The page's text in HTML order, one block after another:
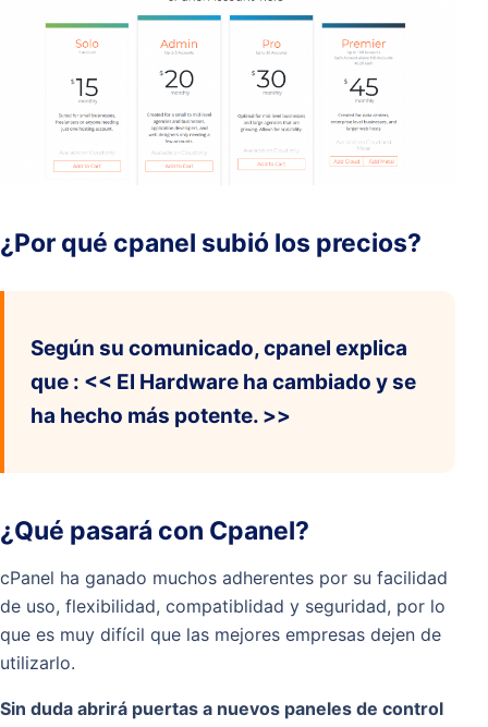
¿Por qué cpanel subió los precios?
Según su comunicado, cpanel explica
que : << El Hardware ha cambiado y se
ha hecho más potente. >>
¿Qué pasará con Cpanel?
cPanel ha ganado muchos adherentes por su facilidad
de uso, flexibilidad, compatiblidad y seguridad, por lo
que es muy difícil que las mejores empresas dejen de
utilizarlo.
Sin duda abrirá puertas a nuevos paneles de control